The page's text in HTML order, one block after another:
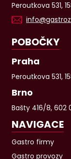
Peroutkova 531,
POBOČKY
Praha
Peroutkova 531,
Brno
Bašty 416/8, 602
NAVIGACE
Gastro firmy
Gastro provozy